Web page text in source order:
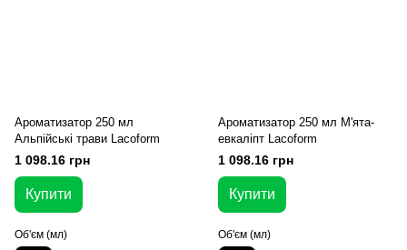
Ароматизатор 250 мл
Альпійські трави Lacoform
1 098.16 грн
Купити
Об'єм (мл)
Ароматизатор 250 мл М'ята-
евкаліпт Lacoform
1 098.16 грн
Купити
Об'єм (мл)